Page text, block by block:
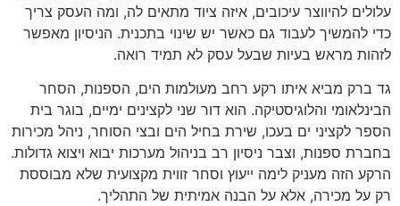
עלולים להיווצר עיכובים, איזה ציוד מתאים לה, ומה העסק צריך
כדי להמשיך לעבוד גם כאשר יש שינוי בתכנית. הניסיון מאפשר
לזהות מראש בעיות שבעל עסק לא תמיד רואה.
גד ברק מביא איתו רקע רחב מעולמות הים, הספנות, הסחר
הבינלאומי והלוגיסטיקה. הוא דור שני לקצינים ימיים, בוגר בית
הספר לקציני ים בעכו, שירת בחיל הים ובצי הסוחר, ניהל מכירות
בחברת ספנות, וצבר ניסיון רב בניהול מערכות יבוא ויצוא גדולות.
הרקע הזה מעניק לימה ייעוץ וסחר זווית מקצועית שלא מבוססת
רק על מכירה, אלא על הבנה אמיתית של התהליך.